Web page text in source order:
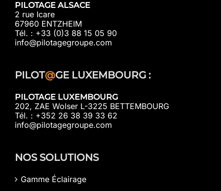
PILOTAGE ALSACE
2 rue Icare
67960 ENTZHEIM
Tél. : +33 (0)3 88 15 05 90
info@pilotagegroupe.com
PILOT@GE LUXEMBOURG :
PILOTAGE LUXEMBOURG
202, ZAE Wolser L-3225 BETTEMBOURG
Tél. : +352 26 38 39 33 62
info@pilotagegroupe.com
NOS SOLUTIONS
Gamme Éclairage